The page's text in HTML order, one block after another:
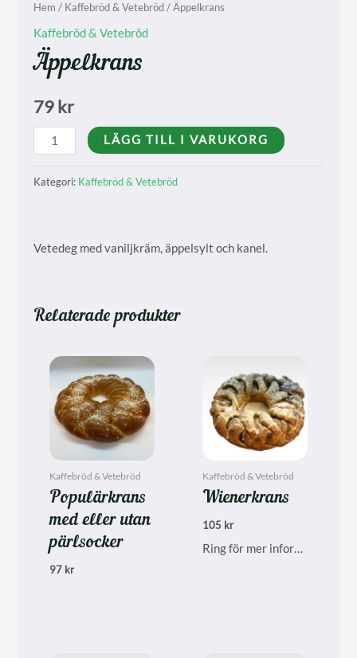
Hem / Kaffebröd & Vetebröd/ Äppelkrans
Kaffebröd & Vetebröd
Äppelkrans
79kr
Äppelkrans
mängd
LÄGG TILL I VARUKORG
Kategori: Kaffebröd & Vetebröd
Vetedeg med vaniljkräm, äppelsylt och kanel.
Relaterade produkter
Kaffebröd & Vetebröd
Populärkrans
med eller utan
pärlsocker
97 kr
Kaffebröd & Vetebröd
Wienerkrans
105 kr
Ring för mer information, finns inte alltid i ordinarie sortiment.